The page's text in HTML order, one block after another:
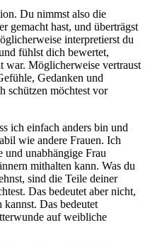
Du nimmst also die
gemacht hast, und überträgst
interpretierst du
fühlst dich bewertet,
war. Möglicherweise vertraust
Gedanken und
schützen möchtest vor
ich einfach anders bin und
wie andere Frauen. Ich
und unabhängige Frau
mithalten kann. Was du
sind die Teile deiner
Das bedeutet aber nicht,
Das bedeutet
auf weibliche